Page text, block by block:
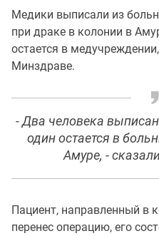
Медики выписали из
при драке в колонии в
остается в
Минздраве.
- Два человека
один остается в
Амуре, -
Пациент, направленный в
перенес операцию, его